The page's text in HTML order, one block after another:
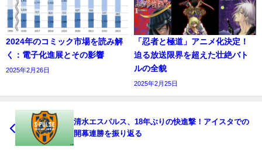
2024年のコミック市場を読み解
く：電子化進展とその影響
2025年2月26日
「忍者と極道」アニメ化決定！
迫る放送限界を超えた壮絶バト
ルの全貌
2025年2月25日
清水エスパルス、18年ぶりの快進撃！アイスタでの
開幕連勝を振り返る